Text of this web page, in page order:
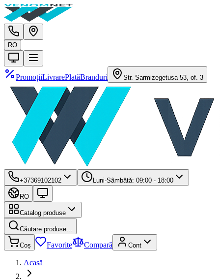
RO
PromoțiiLivrarePlatăBranduri Str. Sarmizegetusa 53, of. 3
+37369102102 Luni-Sâmbătă: 09:00 - 18:00
RO
Catalog produse
Căutare produse…
Coș Favorite Compară Cont
Acasă